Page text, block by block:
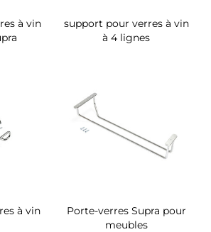
à vin
support pour verres à vin
à 4 lignes
à vin
Porte-verres Supra pour
meubles